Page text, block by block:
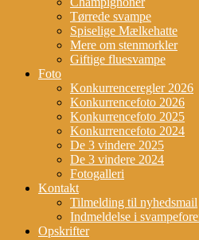
Tørrede svampe
Spiselige Mælkehatte
Mere om stenmorkler
Giftige fluesvampe
Foto
Konkurrenceregler 2026
Konkurrencefoto 2026
Konkurrencefoto 2025
Konkurrencefoto 2024
De 3 vindere 2025
De 3 vindere 2024
Fotogalleri
Kontakt
Tilmelding til nyhedsmail
Indmeldelse i
Opskrifter